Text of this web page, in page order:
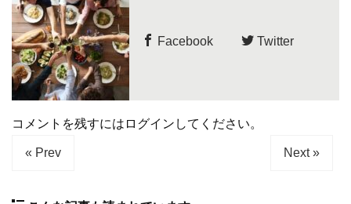
Facebook Twitter
コメントを残すにはログインしてください。
« Prev Next »